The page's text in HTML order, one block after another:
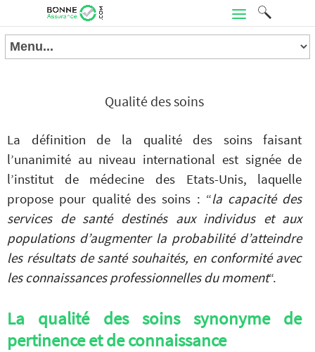
Qualité des soins
La définition de la qualité des soins faisant
l’unanimité au niveau international est signée de
l’institut de médecine des Etats-Unis, laquelle
propose pour qualité des soins : “la capacité des
services de santé destinés aux individus et aux
populations d’augmenter la probabilité d’atteindre
les résultats de santé souhaités, en conformité avec
les connaissances professionnelles du moment“.
La qualité des soins synonyme de
pertinence et de connaissance